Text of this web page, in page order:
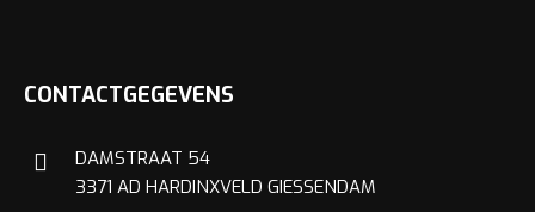
CONTACTGEGEVENS
DAMSTRAAT 54
3371 AD HARDINXVELD GIESSENDAM